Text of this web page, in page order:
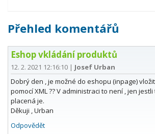
Přehled komentářů
Eshop vkládání produktů
12. 2. 2021 12:16:10 | Josef Urban
Dobrý den , je možné do eshopu (inpage)
pomocí XML ?? V administraci to není , jen
placená je.
Děkuji , Urban
Odpovědět